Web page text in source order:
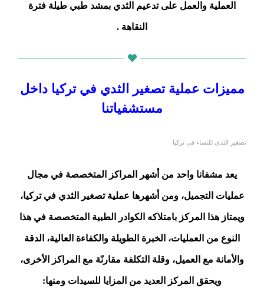
العملية والعمل على تدعيم الثدي بمشد طبي طيلة فترة
النقاهة .
مميزات عملية تصغير الثدي في تركيا داخل
مستشفياتنا
تصغير الثدي للنساء في تركيا
يعد مشفانا واحد من أشهر المراكز المتخصصة في مجال
عمليات التجميل، ومن أشهرها عملية تصغير الثدي في تركيا،
ويمتاز هذا المركز بامتلاكه الكوادر الطبية المتخصصة في هذا
النوع من العمليات، الخبرة الطويلة والكفاءة العالية، الدقة
والأمانة مع العميل، وقلة التكلفة مقارنًة مع المراكز الأخرى،
ويحقق المركز العديد من المزايا للسيدات ومنها: